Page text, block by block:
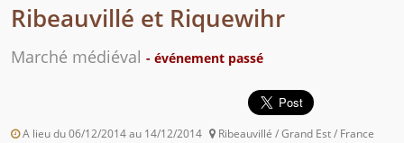
Ribeauvillé et Riquewihr
Marché médiéval - événement passé
A lieu du 06/12/2014 au 14/12/2014 Ribeauvillé / Grand Est / France